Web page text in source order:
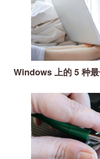
Windows 上的 5 种